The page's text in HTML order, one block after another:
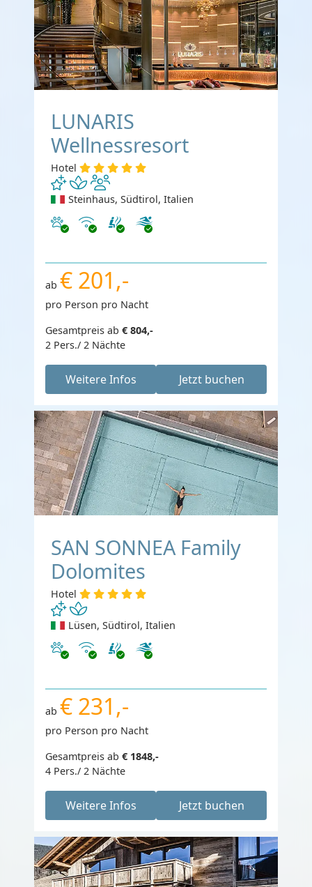
LUNARIS
Wellnessresort
Hotel
Steinhaus, Südtirol, Italien
Haustiere erlaubt
Internet
ab € 201,-
pro Person pro Nacht
Gesamtpreis ab € 804,-
2 Pers./ 2 Nächte
Weitere Infos Jetzt buchen
SAN SONNEA Family
Dolomites
Hotel
Lüsen, Südtirol, Italien
Haustiere erlaubt
Internet
ab € 231,-
pro Person pro Nacht
Gesamtpreis ab € 1848,-
4 Pers./ 2 Nächte
Weitere Infos Jetzt buchen